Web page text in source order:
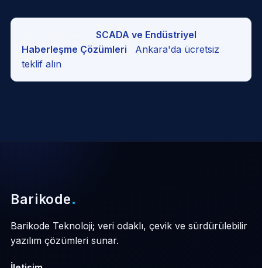
SCADA ve Endüstriyel
Haberleşme Çözümleri
Ankara'da ücretsiz
teklif alın
Barikode.
Barikode Teknoloji; veri odaklı, çevik ve sürdürülebilir
yazılım çözümleri sunar.